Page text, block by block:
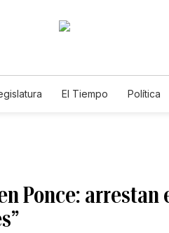
El Tiempo Política
Ponce: arrestan